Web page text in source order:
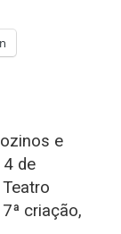
e
4 de
criação,